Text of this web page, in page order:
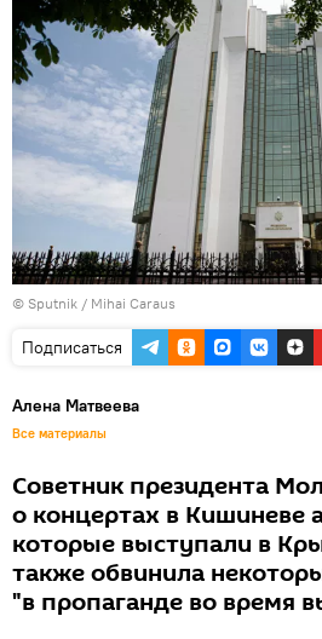
© Sputnik / Mihai Caraus
Подписаться
Алена Матвеева
Все материалы
Советник президента
о концертах в Кишиневе
которые выступали в
также обвинила
"в пропаганде во время